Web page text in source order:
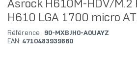
Asrock H610M-HDV/M.2
H610 LGA 1700 micro
Référence : 90-MXBJH0-A0UAYZ
EAN: 4710483939860